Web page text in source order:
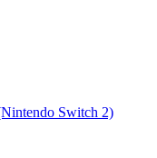
Switch 2)